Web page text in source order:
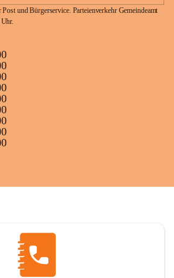
und Bürgerservice. Parteienverkehr Gemeindeamt